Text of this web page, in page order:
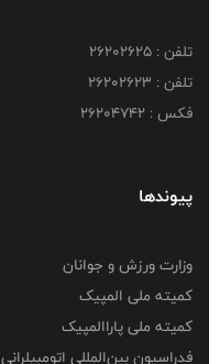
تلفن : ۲۶۲۰۲۶۲۵
تلفن : ۲۶۲۰۲۶۲۳
فکس : ۲۶۲۰۴۷۴۲
پیوندها
وزارت ورزش و جوانان
کمیته ملی المپیک
کمیته ملی پاراالمپیک
فدراسیون بین‌المللی اتومبیلرانی